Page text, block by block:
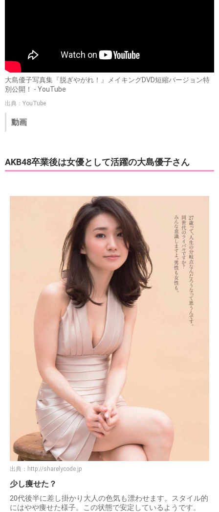
大島優子写真集『脱ぎやがれ！』メイキングDVD短縮バージョン特
別公開！ - YouTube
出典：YouTube
動画
AKB48卒業後は女優として活躍の大島優子さん
出典： http://sharelycode.jp
少し痩せた？
20代後半に差し掛かり大人の色気も漂わせます。スタイル的
にはやや痩せた様子。この状態で安定しているようです。